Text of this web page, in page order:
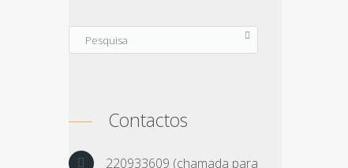
Contactos
220933609 (chamada para